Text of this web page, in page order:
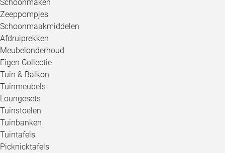
Schoonmaken
Zeeppompjes
Schoonmaakmiddelen
Afdruiprekken
Meubelonderhoud
Eigen Collectie
Tuin & Balkon
Tuinmeubels
Loungesets
Tuinstoelen
Tuinbanken
Tuintafels
Picknicktafels